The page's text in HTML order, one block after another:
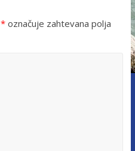
*označuje zahtevana polja